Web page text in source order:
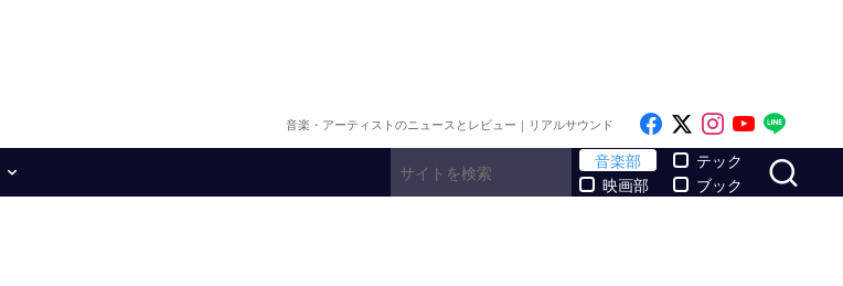
音楽・アーティストのニュースとレビュー｜リアルサウンド Like on Facebook
Follow on x
Follow on
Follow
音楽部
映画部
テック
ブック